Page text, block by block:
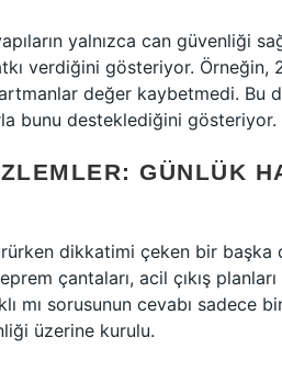
yalnızca can güvenliği
verdiğini gösteriyor. Örneğin,
değer kaybetmedi. Bu
bunu desteklediğini gösteriyor.
GÜNLÜK
dikkatimi çeken bir başka
çantaları, acil çıkış
mı sorusunun cevabı sadece
üzerine kurulu.